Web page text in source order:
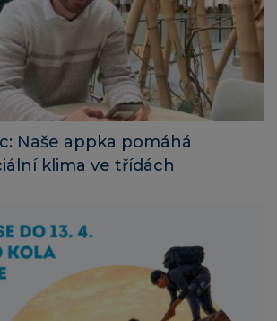
Naše appka pomáhá
klima ve třídách